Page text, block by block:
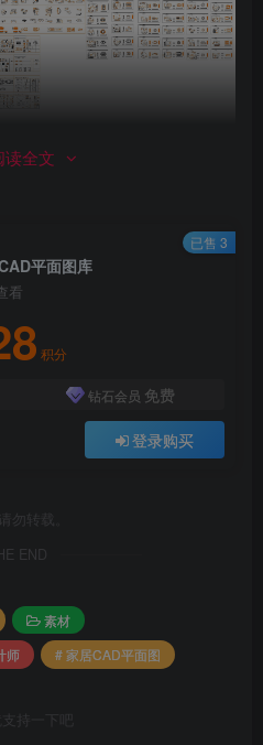
读全文
平面图库
看
积分
钻石会员 免费
登录购买
已售 3
勿转载。
END
素材
师 # 家居CAD平面图
支持一下吧